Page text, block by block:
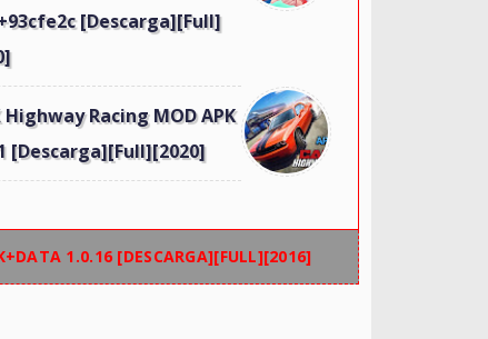
[Descarga][Full]
Highway Racing MOD APK
[Descarga][Full][2020]
1.0.16 [DESCARGA][FULL][2016]